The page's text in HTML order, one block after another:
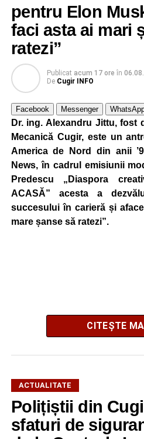
pentru Elon
faci asta ai mari
ratezi”
Publicat acum 17 ore în
De Cugir INFO
Facebook Messenger
Dr. ing. Alexandru Jittu, fost
Mecanică Cugir, este un
America de Nord din anii
News, în cadrul emisiunii
Predescu „Diaspora
ACASĂ” acesta a
succesului în carieră și
mare șanse să ratezi”.
El a mărturisit totodată că a
Musk, fondatorul Tesla,
Dr. ing. Alexandru Jittu:
CITEȘTE
ACTUALITATE
Polițiștii din
sfaturi de